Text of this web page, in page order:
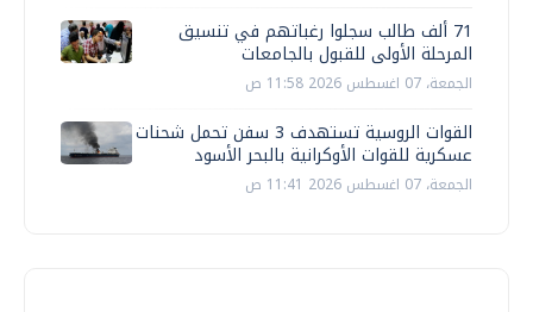
71 ألف طالب سجلوا رغباتهم في تنسيق
المرحلة الأولى للقبول بالجامعات
الجمعة، 07 اغسطس 2026 11:58 ص
القوات الروسية تستهدف 3 سفن تحمل شحنات
عسكرية للقوات الأوكرانية بالبحر الأسود
الجمعة، 07 اغسطس 2026 11:41 ص